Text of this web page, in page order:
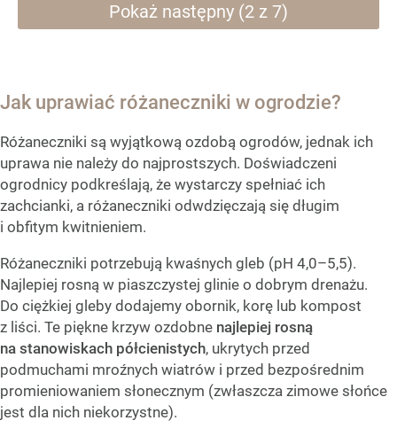
Pokaż następny (2 z 7)
Jak uprawiać różaneczniki w ogrodzie?
Różaneczniki są wyjątkową ozdobą ogrodów, jednak ich
uprawa nie należy do najprostszych. Doświadczeni
ogrodnicy podkreślają, że wystarczy spełniać ich
zachcianki, a różaneczniki odwdzięczają się długim
i obfitym kwitnieniem.
Różaneczniki potrzebują kwaśnych gleb (pH 4,0–5,5).
Najlepiej rosną w piaszczystej glinie o dobrym drenażu.
Do ciężkiej gleby dodajemy obornik, korę lub kompost
z liści. Te piękne krzyw ozdobne najlepiej rosną
na stanowiskach półcienistych, ukrytych przed
podmuchami mroźnych wiatrów i przed bezpośrednim
promieniowaniem słonecznym (zwłaszcza zimowe słońce
jest dla nich niekorzystne).